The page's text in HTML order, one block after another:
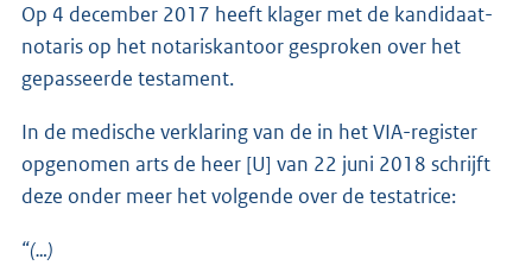
Op 4 december 2017 heeft klager met de kandidaat-
notaris op het notariskantoor gesproken over het
gepasseerde testament.
In de medische verklaring van de in het VIA-register
opgenomen arts de heer [U] van 22 juni 2018 schrijft
deze onder meer het volgende over de testatrice:
“(…)